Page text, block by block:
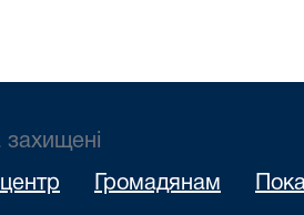
Громадянам